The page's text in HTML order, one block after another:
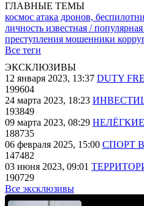
ГЛАВНЫЕ ТЕМЫ
космос атака дронов,
личность известная /
преступления мошенники
Все теги
ЭКСКЛЮЗИВЫ
12 января 2023, 13:37 DUTY
199604
24 марта 2023, 18:23
193849
09 марта 2023, 08:29
188735
06 февраля 2025, 15:00 СПОРТ
147482
03 июня 2023, 09:01
190729
Все эксклюзивы